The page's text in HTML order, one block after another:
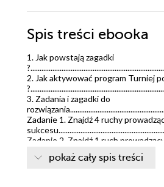
Spis treści ebooka
1. Jak powstają zagadki
2. Jak aktywować program Turniej
3. Zadania i zagadki do
Zadanie 1. Znajdź 4 ruchy
Zadanie 2. Znajdź 1 ruch
Zadanie 3. Znajdź 1 ruch prowadzący
pokaż cały spis treści